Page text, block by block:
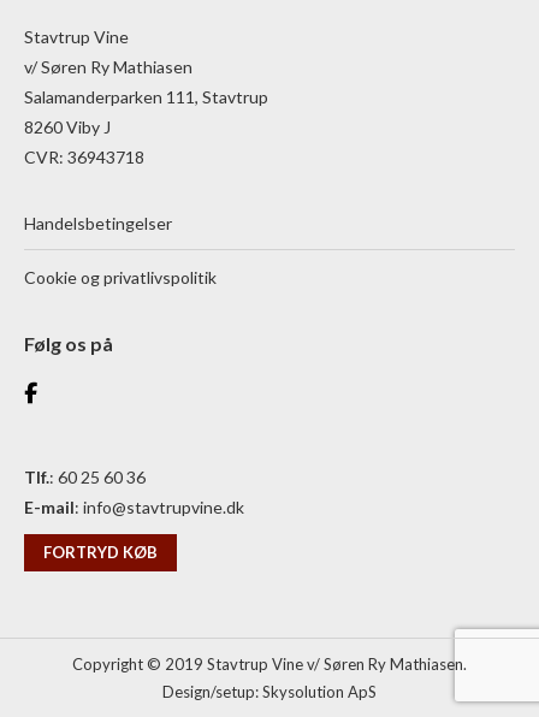
Stavtrup Vine
v/ Søren Ry Mathiasen
Salamanderparken 111, Stavtrup
8260 Viby J
CVR: 36943718
Handelsbetingelser
Cookie og privatlivspolitik
Følg os på
Tlf.: 60 25 60 36
E-mail: info@stavtrupvine.dk
FORTRYD KØB
Copyright © 2019 Stavtrup Vine v/ Søren Ry Mathiasen.
Design/setup:Skysolution ApS